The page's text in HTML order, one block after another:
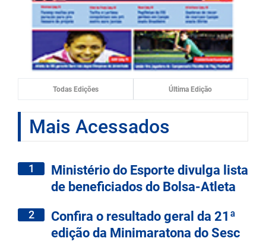
Todas Edições Última Edição
Mais Acessados
1
Ministério do Esporte divulga lista
de beneficiados do Bolsa-Atleta
2
Confira o resultado geral da 21ª
edição da Minimaratona do Sesc